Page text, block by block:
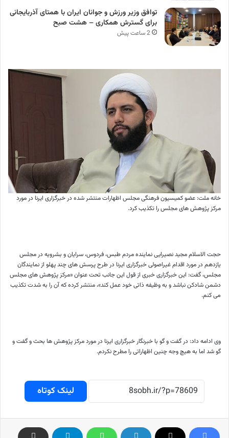
توافق وزیر ورزش و جوانان ایران با همتای آذربایجانی
برای گسترش همکاری – هشت صبح
2 ساعت پیش
خانه ملت: عضو کمیسیون فرهنگی مجلس اظهارات منتشر شده در خبرگزاری ایرنا در مورد
مرکز پژوهش های مجلس را تکذیب کرد.
حجت الاسلام مجید نصیرایی نماینده مردم طبس، فردوس، سرایان و بشرویه در مجلس
یازدهم در مورد اقدام غیراصولی خبرگزاری ایرنا در طرح پرسش های چند پهلو از نمایندگان
مجلس، گفت: این خبرگزاری خبری از قول این جانب تحت عنوان «مرکز پژوهش های مجلس
دشمن شادکن نباشد و به وظیفه ذاتی خود عمل کند»، منتشر کرده که آن را به شدت تکذیب
می کنم.
وی ادامه داد: در گفت و گو با خبرنگار خبرگزاری ایرنا در مورد مرکز پژوهش ها بحث و گفت و
گو شد اما به هیچ وجه چنین اظهاراتی را مطرح نکردم.
لینک کوتاه